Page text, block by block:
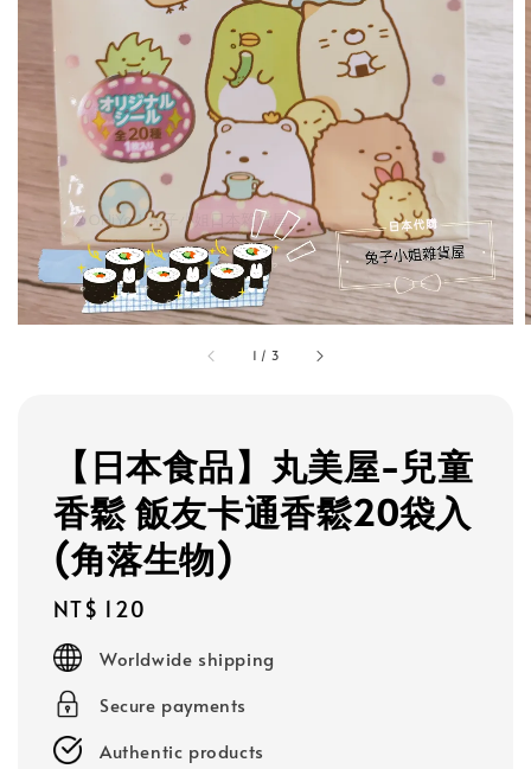
1 / 3
【日本食品】丸美屋-兒童
香鬆 飯友卡通香鬆20袋入
(角落生物)
Regular
price
NT$ 120
Worldwide shipping
Secure payments
Authentic products